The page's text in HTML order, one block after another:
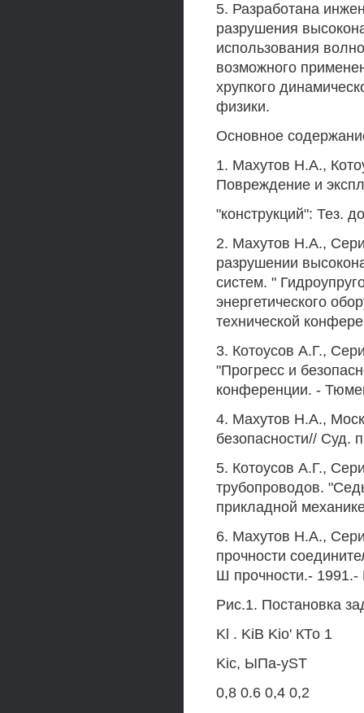
5. Разработана
разрушения
использования
возможного
хрупкого
физики.
Основное
1. Махутов H.A.,
Повреждение и
"конструкций": Тез.
2. Махутов H.A.,
разрушении
систем. "
энергетического
технической
3. Котоусов А.Г.,
"Прогресс и
конференции. -
4. Махутов H.A.,
безопасности// Суд.
5. Котоусов А.Г.,
трубопроводов.
прикладной
6. Махутов H.A.,
прочности
Ш прочности.-
Рис.1. Постановка
Kl . KiB Kio' КТо 1
Kic, ЫПа-yST
0,8 0.6 0,4 0,2